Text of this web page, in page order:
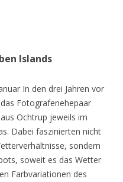
Islands
In den drei Jahren vor
Fotografenehepaar
Ochtrup jeweils im
Dabei faszinierten nicht
sondern
soweit es das Wetter
Farbvariationen des